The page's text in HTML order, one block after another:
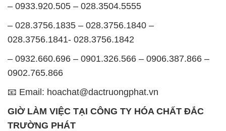
– 0933.920.505 – 028.3504.5555
– 028.3756.1835 – 028.3756.1840 –
028.3756.1841- 028.3756.1842
– 0932.660.696 – 0901.326.566 – 0906.387.866 –
0902.765.866
📧 Email: hoachat@dactruongphat.vn
GIỜ LÀM VIỆC TẠI CÔNG TY HÓA CHẤT ĐẮC
TRƯỜNG PHÁT